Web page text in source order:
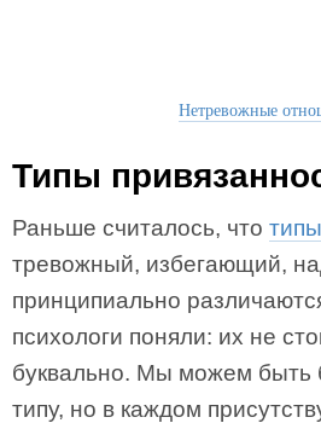
Нетревожные
Типы
Раньше считалось, что
тревожный, избегающий,
принципиально
психологи поняли: их не
буквально. Мы можем быть
типу, но в каждом